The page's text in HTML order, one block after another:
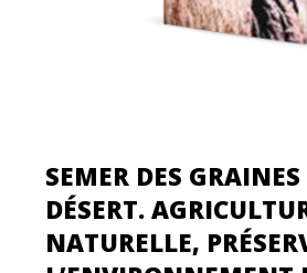
SEMER DES
DÉSERT.
NATURELLE,